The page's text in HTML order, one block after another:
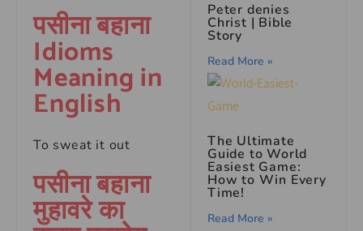
पसीना बहाना
Idioms
Meaning in
English
To sweat it out
पसीना बहाना
मुहावरे का
Peter denies
Christ | Bible
Story
Read More »
The Ultimate
Guide to World
Easiest Game:
How to Win Every
Time!
Read More »